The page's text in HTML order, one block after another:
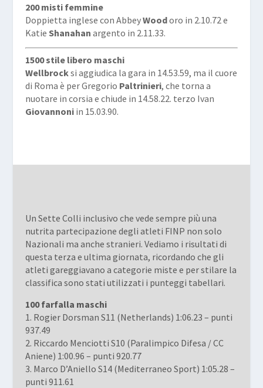
200 misti femmine
Doppietta inglese con AbbeyWoodoro in 2.10.72 e
Katie Shanahan argento in 2.11.33.
1500 stile libero maschi
Wellbrocksi aggiudica la gara in 14.53.59, ma il cuore
di Roma è per Gregorio Paltrinieri, che torna a
nuotare in corsia e chiude in 14.58.22. terzo Ivan
Giovannoniin 15.03.90.
Un Sette Colli inclusivo che vede sempre più una
nutrita partecipazione degli atleti FINP non solo
Nazionali ma anche stranieri. Vediamo i risultati di
questa terza e ultima giornata, ricordando che gli
atleti gareggiavano a categorie miste e per stilare la
classifica sono stati utilizzati i punteggi tabellari.
100 farfalla maschi
1. Rogier Dorsman S11 (Netherlands) 1:06.23 – punti
937.49
2. Riccardo Menciotti S10 (Paralimpico Difesa / CC
Aniene) 1:00.96 – punti 920.77
3. Marco D’Aniello S14 (Mediterraneo Sport) 1:05.28 –
punti 911.61